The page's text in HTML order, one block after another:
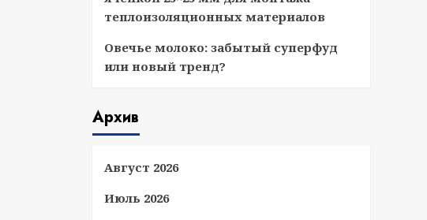
теплоизоляционных материалов
Овечье молоко: забытый суперфуд
или новый тренд?
Архив
Август 2026
Июль 2026